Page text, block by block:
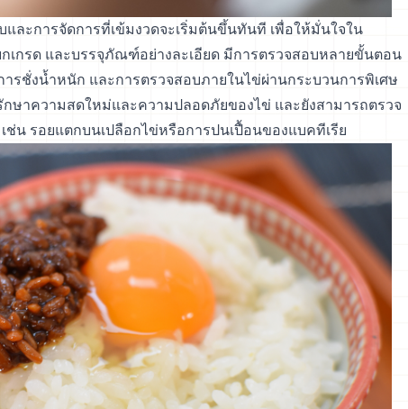
ละการจัดการที่เข้มงวดจะเริ่มต้นขึ้นทันที เพื่อให้มั่นใจใน
เกรด และบรรจุภัณฑ์อย่างละเอียด มีการตรวจสอบหลายขั้นตอน
รชั่งน้ำหนัก และการตรวจสอบภายในไข่ผ่านกระบวนการพิเศษ
กษาความสดใหม่และความปลอดภัยของไข่ และยังสามารถตรวจ
น รอยแตกบนเปลือกไข่หรือการปนเปื้อนของแบคทีเรีย